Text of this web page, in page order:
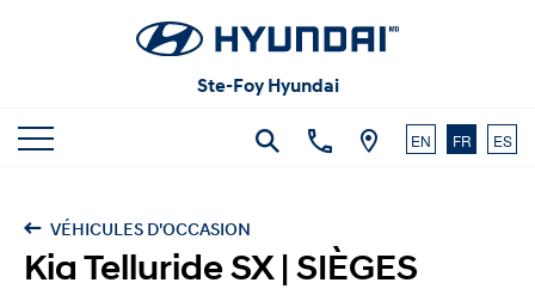
Ste-Foy Hyundai
EN FR ES
VÉHICULES D'OCCASION
Kia Telluride SX | SIÈGES